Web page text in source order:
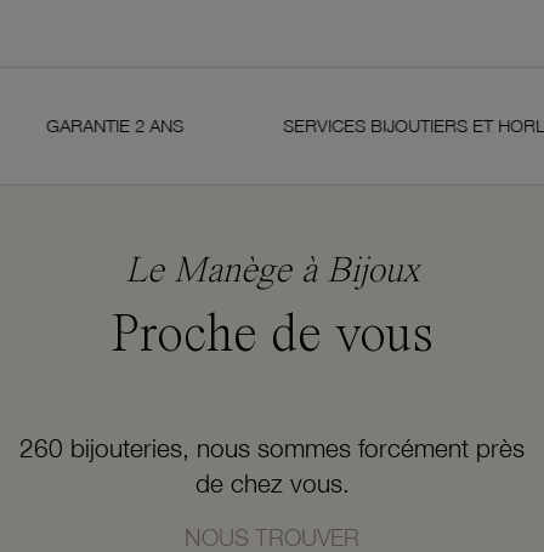
2 ANS SERVICES BIJOUTIERS ET HORLOGERS
Le Manège à Bijoux
Proche de vous
260 bijouteries, nous sommes forcément près
de chez vous.
NOUS TROUVER